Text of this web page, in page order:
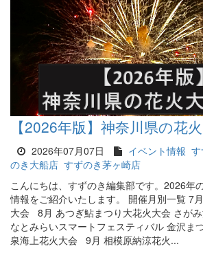
【2026年版】神奈川県の花
2026年07月07日 イベント情報
のき大船店 すずのき茅ヶ崎店
こんにちは、すずのき編集部です。2026年
情報をご紹介いたします。 開催月別一覧 7
大会 8月 あつぎ鮎まつり大花火大会 さが
なとみらいスマートフェスティバル 金沢ま
泉海上花火大会 9月 相模原納涼花火...